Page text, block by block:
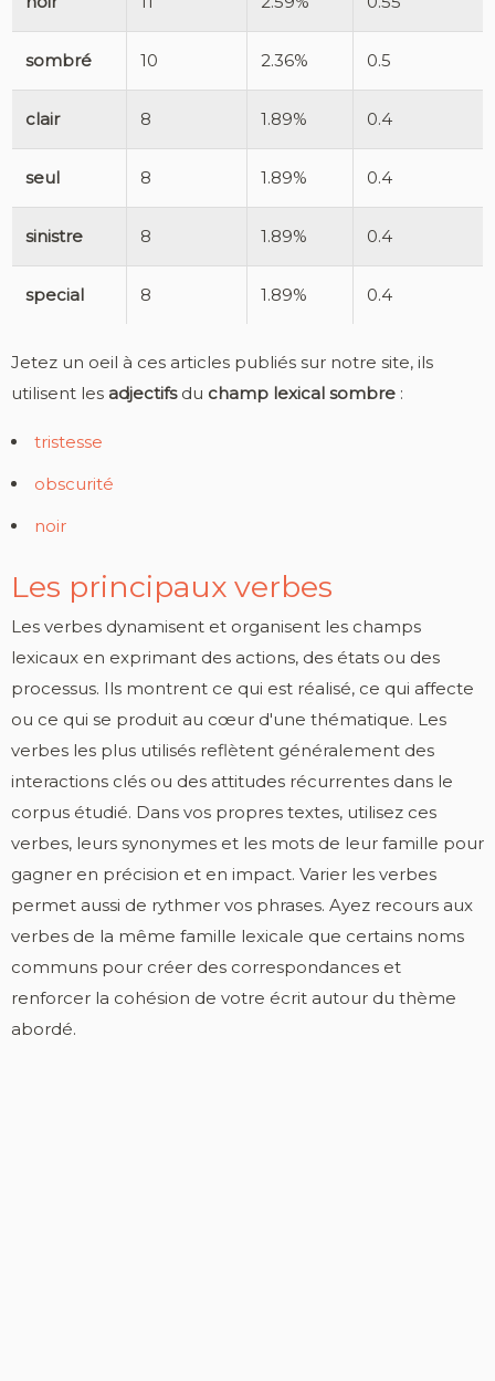
sombré 10 2.36% 0.5
clair 8 1.89% 0.4
seul 8 1.89% 0.4
sinistre 8 1.89% 0.4
special 8 1.89% 0.4
Jetez un oeil à ces articles publiés sur notre site, ils
utilisent les adjectifsdu champ lexical sombre :
tristesse
obscurité
noir
Les principaux verbes
Les verbes dynamisent et organisent les champs
lexicaux en exprimant des actions, des états ou des
processus. Ils montrent ce qui est réalisé, ce qui affecte
ou ce qui se produit au cœur d'une thématique. Les
verbes les plus utilisés reflètent généralement des
interactions clés ou des attitudes récurrentes dans le
corpus étudié. Dans vos propres textes, utilisez ces
verbes, leurs synonymes et les mots de leur famille pour
gagner en précision et en impact. Varier les verbes
permet aussi de rythmer vos phrases. Ayez recours aux
verbes de la même famille lexicale que certains noms
communs pour créer des correspondances et
renforcer la cohésion de votre écrit autour du thème
abordé.